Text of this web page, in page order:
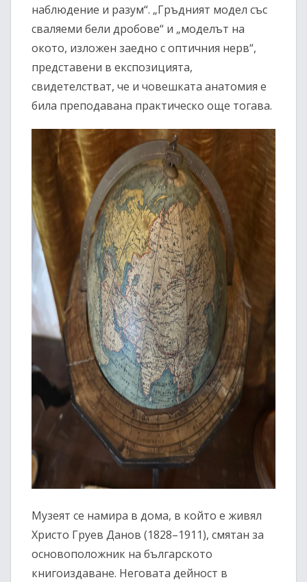
наблюдение и разум“. „Гръдният модел със
сваляеми бели дробове“ и „моделът на
окото, изложен заедно с оптичния нерв“,
представени в експозицията,
свидетелстват, че и човешката анатомия е
била преподавана практическо още тогава.
Музеят се намира в дома, в който е живял
Христо Груев Данов (1828–1911), смятан за
основоположник на българското
книгоиздаване. Неговата дейност в